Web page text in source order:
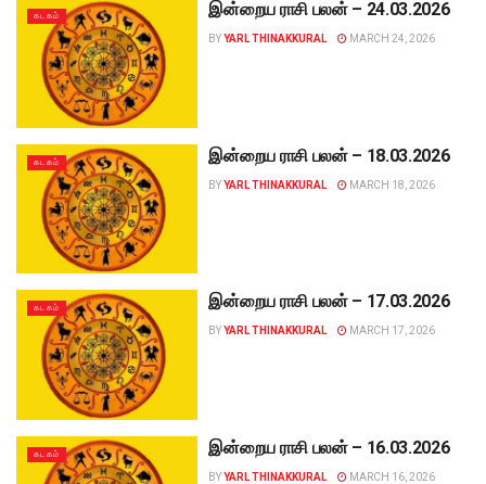
கடகம் இன்றைய ராசி பலன் – 24.03.2026
BYYARL THINAKKURAL MARCH 24, 2026
கடகம் இன்றைய ராசி பலன் – 18.03.2026
BYYARL THINAKKURAL MARCH 18, 2026
கடகம் இன்றைய ராசி பலன் – 17.03.2026
BYYARL THINAKKURAL MARCH 17, 2026
கடகம் இன்றைய ராசி பலன் – 16.03.2026
BYYARL THINAKKURAL MARCH 16, 2026